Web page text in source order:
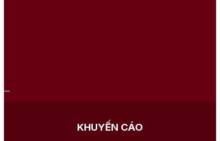
KHUYẾN CÁO